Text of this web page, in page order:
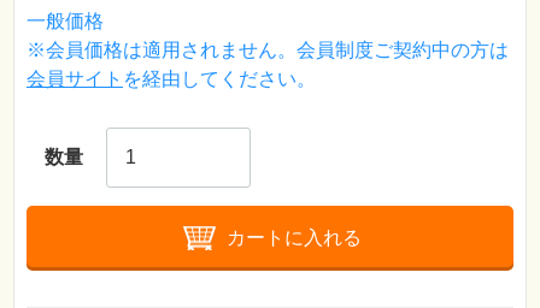
一般価格
※会員価格は適用されません。会員制度ご契約中の方は
会員サイト を経由してください。
数量
カートに入れる